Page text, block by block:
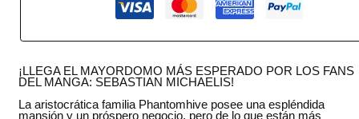
¡LLEGA EL MAYORDOMO MÁS ESPERADO POR LOS FANS
DEL MANGA: SEBASTIAN MICHAELIS!
La aristocrática familia Phantomhive posee una espléndida
mansión y un próspero negocio, pero de lo que están más